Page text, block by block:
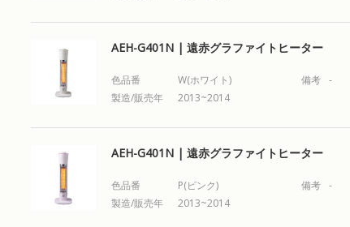
AEH-G401N | 遠赤グラファイトヒーター
色品番
W(ホワイト)
製造/販売年
2013~2014
備考 -
AEH-G401N | 遠赤グラファイトヒーター
色品番
P(ピンク)
製造/販売年
2013~2014
備考 -